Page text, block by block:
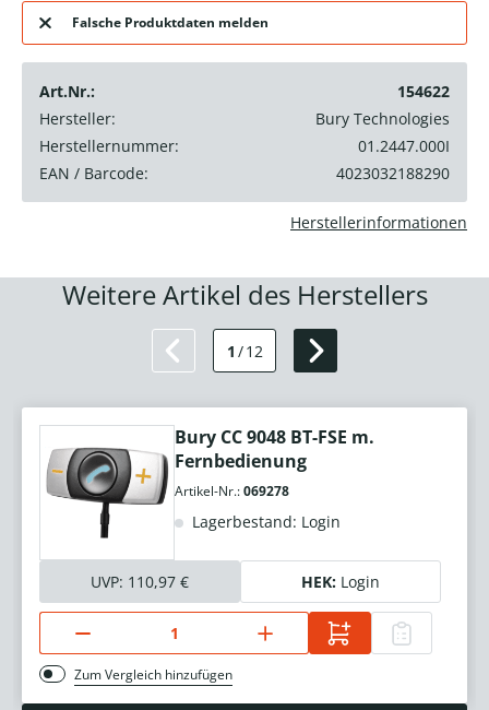
Falsche Produktdaten melden
Art.Nr.:
154622
Hersteller:
Bury Technologies
Herstellernummer:
01.2447.000I
EAN / Barcode:
4023032188290
Herstellerinformationen
Weitere Artikel des Herstellers
1 /12
Bury CC 9048 BT-FSE m.
Fernbedienung
Artikel-Nr.:069278
Lagerbestand: Login
UVP: 110,97 € HEK: Login
Zum Vergleich hinzufügen